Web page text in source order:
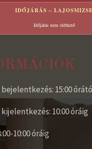
IDŐJÁRÁS – LAJOSMIZSE
Időjárás nem elérhető
15:00
10:00 óráig
10:00 óráig